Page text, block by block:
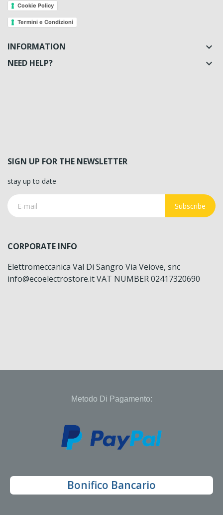
Cookie Policy
Termini e Condizioni
INFORMATION 
NEED HELP? 
SIGN UP FOR THE NEWSLETTER
stay up to date
Subscribe
CORPORATE INFO
Elettromeccanica Val Di Sangro Via Veiove, snc
info@ecoelectrostore.it VAT NUMBER 02417320690
Metodo Di Pagamento:
Bonifico Bancario